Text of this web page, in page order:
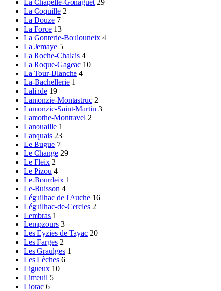
La Chapelle-Gonaguet 29
La Coquille 2
La Douze 7
La Force 13
La Gonterie-Boulouneix 4
La Jemaye 5
La Roche-Chalais 4
La Roque-Gageac 10
La Tour-Blanche 4
La-Bachellerie 1
Lalinde 19
Lamonzie-Montastruc 2
Lamonzie-Saint-Martin 3
Lamothe-Montravel 2
Lanouaille 1
Lanquais 23
Le Bugue 7
Le Change 29
Le Fleix 2
Le Pizou 4
Le-Bourdeix 1
Le-Buisson 4
Léguilhac de l'Auche 16
Léguilhac-de-Cercles 2
Lembras 1
Lempzours 3
Les Eyzies de Tayac 20
Les Farges 2
Les Graulges 1
Les Lèches 6
Ligueux 10
Limeuil 5
Liorac 6